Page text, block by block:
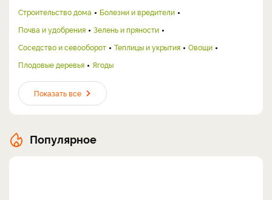
Строительство дома
Болезни и вредители
Почва и удобрения
Зелень и пряности
Соседство и севооборот
Теплицы и укрытия
Овощи
Плодовые деревья
Ягоды
Показать все
Популярное